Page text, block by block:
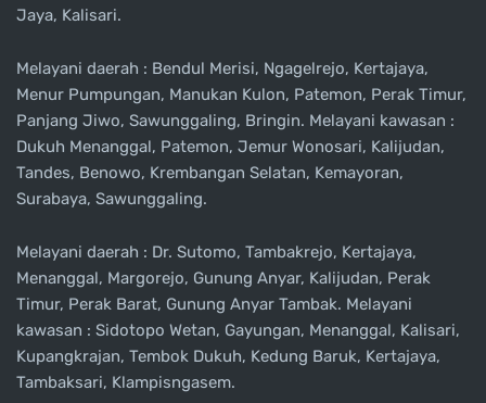
Jaya, Kalisari.
Melayani daerah : Bendul Merisi, Ngagelrejo, Kertajaya,
Menur Pumpungan, Manukan Kulon, Patemon, Perak Timur,
Panjang Jiwo, Sawunggaling, Bringin. Melayani kawasan :
Dukuh Menanggal, Patemon, Jemur Wonosari, Kalijudan,
Tandes, Benowo, Krembangan Selatan, Kemayoran,
Surabaya, Sawunggaling.
Melayani daerah : Dr. Sutomo, Tambakrejo, Kertajaya,
Menanggal, Margorejo, Gunung Anyar, Kalijudan, Perak
Timur, Perak Barat, Gunung Anyar Tambak. Melayani
kawasan : Sidotopo Wetan, Gayungan, Menanggal, Kalisari,
Kupangkrajan, Tembok Dukuh, Kedung Baruk, Kertajaya,
Tambaksari, Klampisngasem.